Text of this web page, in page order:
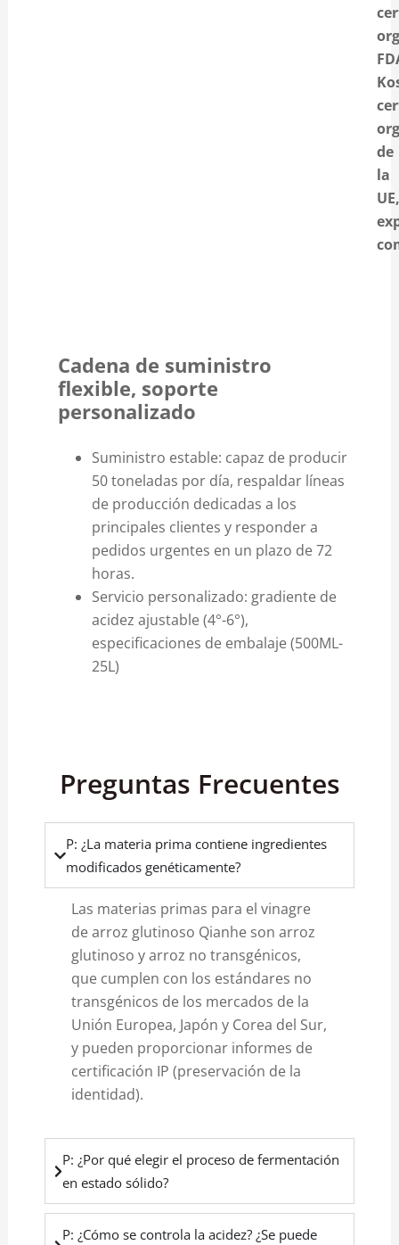
de
la
Cadena de suministro
flexible, soporte
personalizado
Suministro estable: capaz de producir
50 toneladas por día, respaldar líneas
de producción dedicadas a los
principales clientes y responder a
pedidos urgentes en un plazo de 72
horas.
Servicio personalizado: gradiente de
acidez ajustable (4°-6°),
especificaciones de embalaje (500ML-
25L)
Preguntas Frecuentes
P: ¿La materia prima contiene ingredientes
modificados genéticamente?
Las materias primas para el vinagre
de arroz glutinoso Qianhe son arroz
glutinoso y arroz no transgénicos,
que cumplen con los estándares no
transgénicos de los mercados de la
Unión Europea, Japón y Corea del Sur,
y pueden proporcionar informes de
certificación IP (preservación de la
identidad).
P: ¿Por qué elegir el proceso de fermentación
en estado sólido?
P: ¿Cómo se controla la acidez? ¿Se puede